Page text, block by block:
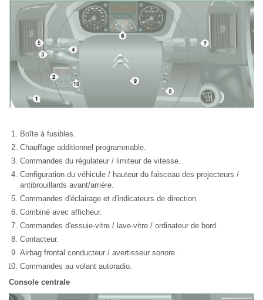
Boîte à fusibles.
Chauffage additionnel programmable.
Commandes du régulateur / limiteur de vitesse.
Configuration du véhicule / hauteur du faisceau des projecteurs /
antibrouillards avant/arrière.
Commandes d'éclairage et d'indicateurs de direction.
Combiné avec afficheur.
Commandes d'essuie-vitre / lave-vitre / ordinateur de bord.
Contacteur.
Airbag frontal conducteur / avertisseur sonore.
Commandes au volant autoradio.
Console centrale